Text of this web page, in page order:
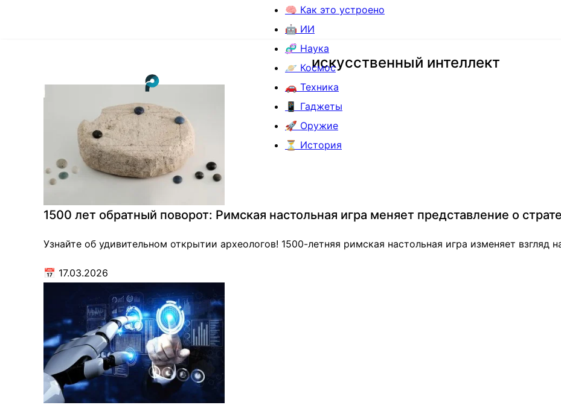
🧠 Как это устроено
🤖 ИИ
🧬 Наука
🪐 Космос
🚗 Техника
📱 Гаджеты
🚀 Оружие
⏳ История
искусственный интеллект
1500 лет обратный поворот: Римская настольная игра меняет представление о
Узнайте об удивительном открытии археологов! 1500-летняя римская настольная игра изменяет взгляд
📅 17.03.2026